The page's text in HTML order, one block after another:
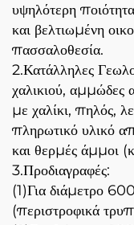
υψηλότερη
και βελτιωμένη
πασσαλοθεσία.
2.Κατάλληλες
χαλικιού, αμμώδες
με χαλίκι, πηλός,
πληρωτικό υλικό
και θερμές άμμοι
3.Προδιαγραφές:
(1)Για διάμετρο
(περιστροφικά